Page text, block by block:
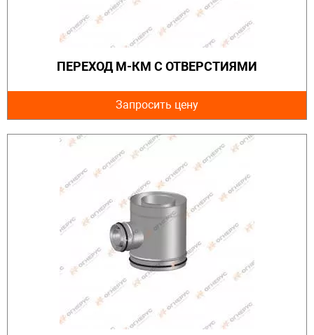
ПЕРЕХОД М-КМ С ОТВЕРСТИЯМИ
Запросить цену